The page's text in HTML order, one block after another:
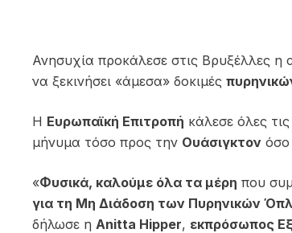
Ανησυχία προκάλεσε στις Βρυξέλλες η
να ξεκινήσει «άμεσα» δοκιμές
Η Ευρωπαϊκή Επιτροπή κάλεσε όλες
μήνυμα τόσο προς την Ουάσιγκτον όσο
«Φυσικά, καλούμε όλα τα μέρη που
για τη Μη Διάδοση των Πυρηνικών
δήλωσε η Anitta Hipper, εκπρόσωπος